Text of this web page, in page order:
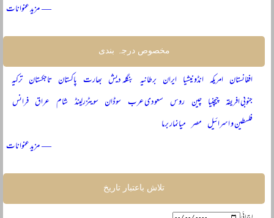
— مزید عنوانات
مخصوص درجہ بندی
افغانستان امریکہ انڈونیشیا ایران برطانیہ بنگلہ دیش بھارت پاکستان تاجکستان ترکیہ
جنوبی افریقہ چیچنیا چین روس سعودی عرب سوڈان سویٹزرلینڈ شام عراق فرانس
فلسطین و اسرائیل مصر میانمار برما
— مزید عنوانات
تلاش باعتبار تاریخ